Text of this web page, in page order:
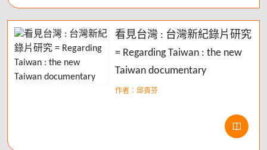
看見台灣 : 台灣新紀錄片研究
= Regarding Taiwan : the new
Taiwan documentary
作者：邱貴芬